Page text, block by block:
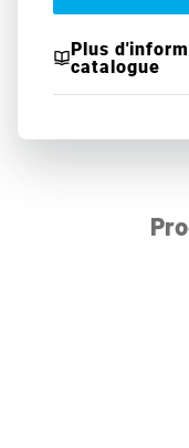
Plus
catalogue